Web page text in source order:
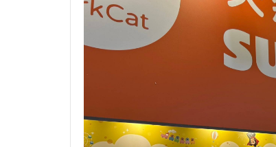
一組2顆只要$49